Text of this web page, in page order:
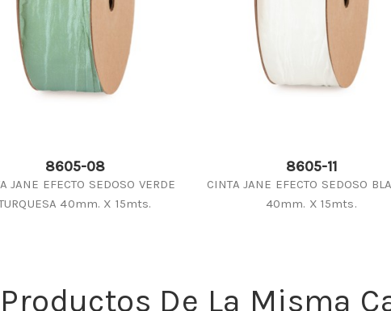
8605-08
JANE EFECTO SEDOSO VERDE
40mm. X 15mts.
8605-11
CINTA JANE EFECTO SEDOSO
40mm. X 15mts.
De La Misma